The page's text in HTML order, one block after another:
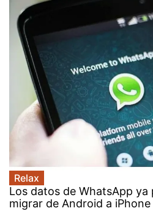
Relax
Los datos de WhatsApp
migrar de Android a iPhone